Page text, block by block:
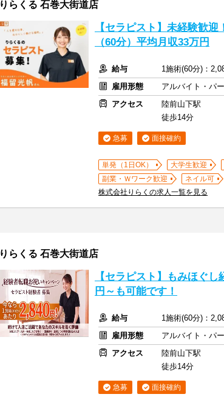
りらくる 石巻大街道店
【セラピスト】未経験歓
（60分）平均月収33万円
給与
1施術(60分)：
雇用形態
アルバイト・パ
アクセス
陸前山下駅
徒歩14分
急募 面接確約
単発（1日OK） 大学生歓迎
副業・Ｗワーク歓迎
ネイル可
株式会社りらくの求人一覧を見る
りらくる 石巻大街道店
【セラピスト】もみほぐ
円～も可能です！
給与
1施術(60分)：
雇用形態
アルバイト・パ
アクセス
陸前山下駅
徒歩14分
急募 面接確約